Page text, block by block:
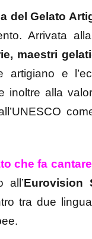
del Gelato
Arrivata
maestri
e
inoltre alla
che fa
all’Eurovision
tra due